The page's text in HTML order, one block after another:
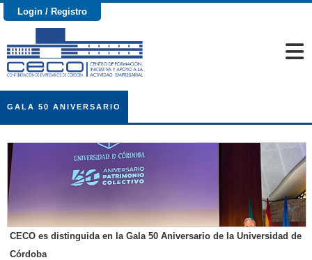
Login / Registro
GALA 50 ANIVERSARIO
CECO es distinguida en la Gala 50 Aniversario de la Universidad de
Córdoba